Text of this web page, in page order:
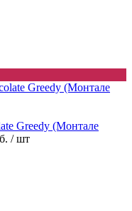
Greedy (Монтале
/ шт